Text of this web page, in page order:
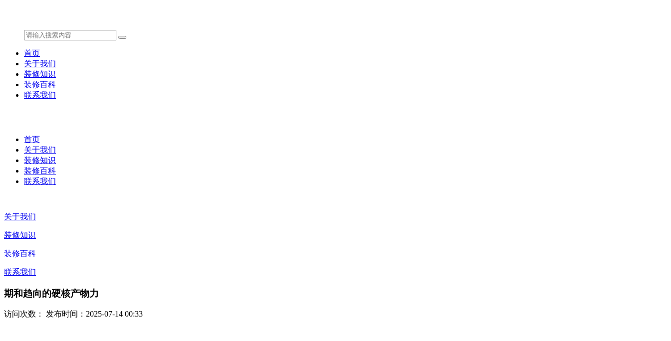
首页
关于我们
装修知识
装修百科
联系我们
首页
关于我们
装修知识
装修百科
联系我们
关于我们
装修知识
装修百科
联系我们
期和趋向的硬核产物力
访问次数： 发布时间：2025-07-14 00:33